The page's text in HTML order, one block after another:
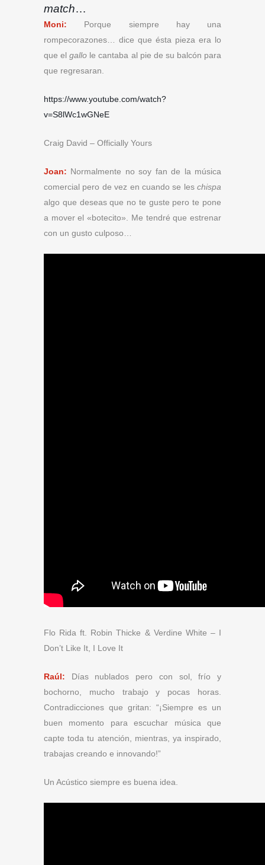
match…
Moni: Porque siempre hay una
rompecorazones… dice que ésta pieza era lo
que elgallo le cantaba al pie de su balcón para
que regresaran.
https://www.youtube.com/watch?
v=S8lWc1wGNeE
Craig David – Officially Yours
Joan: Normalmente no soy fan de la música
comercial pero de vez en cuando se les chispa
algo que deseas que no te guste pero te pone
a mover el «botecito». Me tendré que estrenar
con un gusto culposo…
Flo Rida ft. Robin Thicke & Verdine White – I
Don’t Like It, I Love It
Raúl: Días nublados pero con sol, frío y
bochorno, mucho trabajo y pocas horas.
Contradicciones que gritan: “¡Siempre es un
buen momento para escuchar música que
capte toda tu atención, mientras, ya inspirado,
trabajas creando e innovando!”
Un Acústico siempre es buena idea.